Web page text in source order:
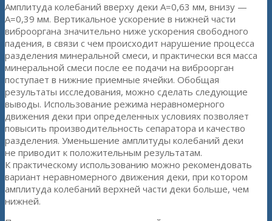
Амплитуда колебаний вверху деки А=0,63 мм, внизу —
А=0,39 мм. Вертикальное ускорение в нижней части
виброоргана значительно ниже ускорения свободного
падения, в связи с чем происходит нарушение процесса
разделения минеральной смеси, и практически вся масса
минеральной смеси после ее подачи на виброорган
поступает в нижние приемные ячейки. Обобщая
результаты исследования, можно сделать следующие
выводы. Использование режима неравномерного
движения деки при определенных условиях позволяет
повысить производительность сепаратора и качество
разделения. Уменьшение амплитуды колебаний деки
не приводит к положительным результатам.
К практическому использованию можно рекомендовать
вариант неравномерного движения деки, при котором
амплитуда колебаний верхней части деки больше, чем
нижней.